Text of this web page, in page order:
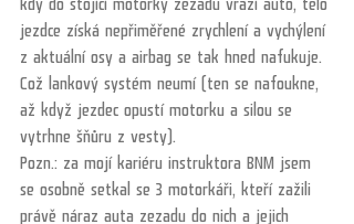
jezdce získá nepřiměřené zrychlení a vychýlení
z aktuální osy a airbag se tak hned nafukuje.
Což lankový systém neumí (ten se nafoukne,
až když jezdec opustí motorku a silou se
vytrhne šňůru z vesty).
Pozn.: za mojí kariéru instruktora BNM jsem
se osobně setkal se 3 motorkáři, kteří zažili
právě náraz auta zezadu do nich a jejich